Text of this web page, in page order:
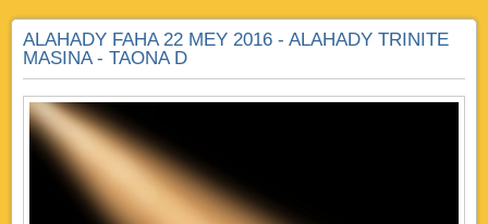
ALAHADY FAHA 22 MEY 2016 - ALAHADY TRINITE
MASINA - TAONA D